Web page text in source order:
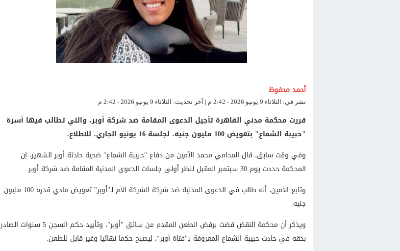
أحمد محفوظ
نشر في: الثلاثاء 9 يونيو 2026 - 2:42 م | آخر تحديث: الثلاثاء 9 يونيو 2026 - 2:42 م
قررت محكمة مدني القاهرة تأجيل الدعوى المقامة ضد شركة أوبر، والتي تطالب فيها أسرة
"حبيبة الشماع" بتعويض 100 مليون جنيه، لجلسة 16 يونيو الجاري، للاطلاع.
وفي وقت سابق، قال المحامي محمد الأمين من دفاع "حبيبة الشماع" ضحية حادثة أوبر الشهير، إن
المحكمة حددت يوم 30 سبتمبر المقبل لنظر أولى جلسات الدعوى المدنية المقامة ضد شركة أوبر.
وتابع الأمين، أنه طالب في الدعوى المدنية ضد شركة الشركة الأم لـ"أوبر" تعويض مادي قدره 100 مليون
جنيه.
ويذكر أن محكمة النقض قضت برفض الطعن المقدم من سائق "أوبر"، وتأييد حكم السجن 5 سنوات الصادر
بحقه في حادث حبيبة الشماع المعروفة بـ"فتاة أوبر"، ليصبح حكما نهائيا وغير قابل للطعن.